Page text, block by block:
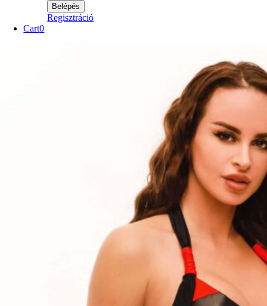
Regisztráció
Cart0